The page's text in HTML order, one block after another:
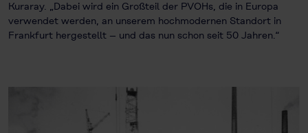
Kuraray. „Dabei wird ein Großteil der PVOHs, die in Europa
verwendet werden, an unserem hochmodernen Standort in
Frankfurt hergestellt – und das nun schon seit 50 Jahren.“